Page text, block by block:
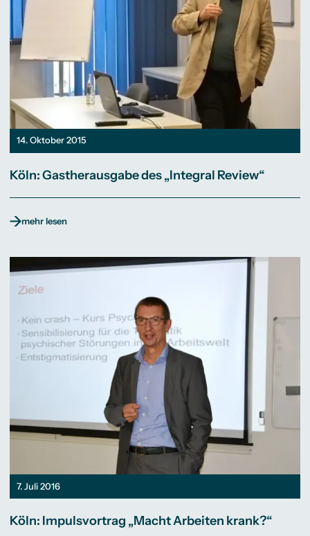
14. Oktober 2015
Köln: Gastherausgabe des „Integral Review“
mehr lesen
7. Juli 2016
Köln: Impulsvortrag „Macht Arbeiten krank?“